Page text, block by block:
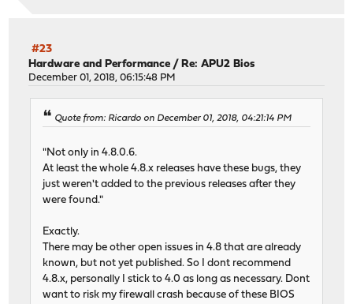
#23
Hardware and Performance /Re: APU2 Bios
December 01, 2018, 06:15:48 PM
Quote from: Ricardo on December 01, 2018, 04:21:14 PM
"Not only in 4.8.0.6.
At least the whole 4.8.x releases have these bugs, they
just weren't added to the previous releases after they
were found."
Exactly.
There may be other open issues in 4.8 that are already
known, but not yet published. So I dont recommend
4.8.x, personally I stick to 4.0 as long as necessary. Dont
want to risk my firewall crash because of these BIOS